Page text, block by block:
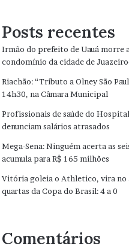
Posts recentes
Irmão do prefeito de Uauá morre
condomínio da cidade de
Riachão: “Tributo a Olney São
14h30, na Câmara Municipal
Profissionais de saúde do
denunciam salários atrasados
Mega-Sena: Ninguém acerta as
acumula para R$ 165 milhões
Vitória goleia o Athletico, vira no
quartas da Copa do Brasil: 4 a 0
Comentários